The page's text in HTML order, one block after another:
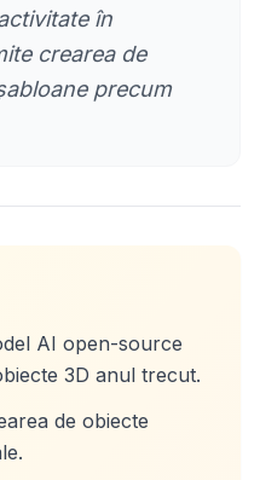
în
crearea de
precum
AI open-source
3D anul trecut.
de obiecte